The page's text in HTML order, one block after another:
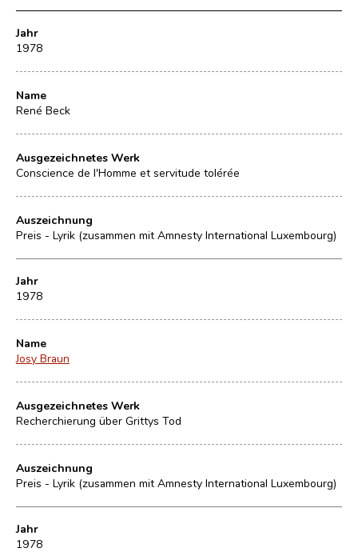
Jahr
1978
Name
René Beck
Ausgezeichnetes Werk
Conscience de l'Homme et servitude tolérée
Auszeichnung
Preis - Lyrik (zusammen mit Amnesty International Luxembourg)
Jahr
1978
Name
Josy Braun
Ausgezeichnetes Werk
Recherchierung über Grittys Tod
Auszeichnung
Preis - Lyrik (zusammen mit Amnesty International Luxembourg)
Jahr
1978